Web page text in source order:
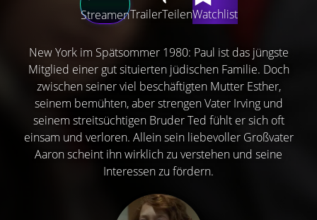
StreamenTrailerTeilenWatchlist
New York im Spätsommer 1980: Paul ist das jüngste
Mitglied einer gut situierten jüdischen Familie. Doch
zwischen seiner viel beschäftigten Mutter Esther,
seinem bemühten, aber strengen Vater Irving und
seinem streitsüchtigen Bruder Ted fühlt er sich oft
einsam und verloren. Allein sein liebevoller Großvater
Aaron scheint ihn wirklich zu verstehen und seine
Interessen zu fördern.